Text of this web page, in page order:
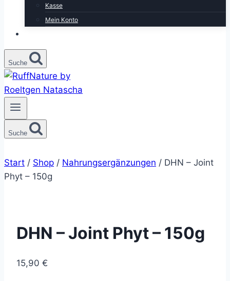
Kasse
Mein Konto
Suche
Suche
Start / Shop / Nahrungsergänzungen / DHN – Joint
Phyt – 150g
DHN – Joint Phyt – 150g
15,90 €